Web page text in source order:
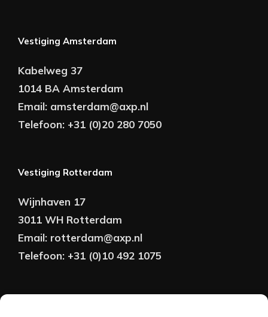
Vestiging Amsterdam
Kabelweg 37
1014 BA Amsterdam
Email: amsterdam@axp.nl
Telefoon: +31 (0)20 280 7050
Vestiging Rotterdam
Wijnhaven 17
3011 WH Rotterdam
Email: rotterdam@axp.nl
Telefoon: +31 (0)10 492 1075